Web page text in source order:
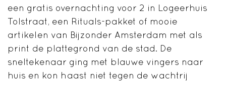
een gratis overnachting voor 2 in Logeerhuis
Tolstraat, een Rituals-pakket of mooie
artikelen van Bijzonder Amsterdam met als
print de plattegrond van de stad. De
sneltekenaar ging met blauwe vingers naar
huis en kon haast niet tegen de wachtrij